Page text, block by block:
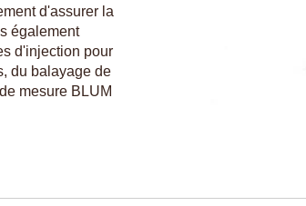
d'assurer la
également
d'injection pour
du balayage de
mesure BLUM